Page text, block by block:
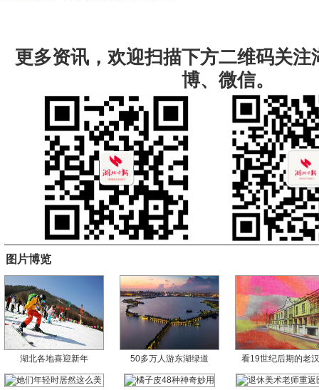
更多资讯，欢迎扫描下方二维码关注
博、微信。
图片博览
湖北各地喜迎新年 50多万人游东湖绿道 看19世纪后期的老